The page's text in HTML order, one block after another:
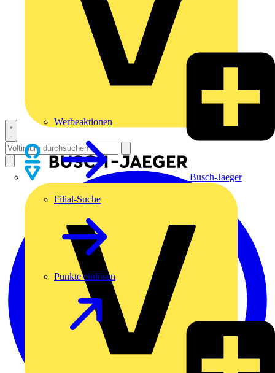
Busch-Jaeger
Werbeaktionen
Filial-Suche
Punkte einlösen